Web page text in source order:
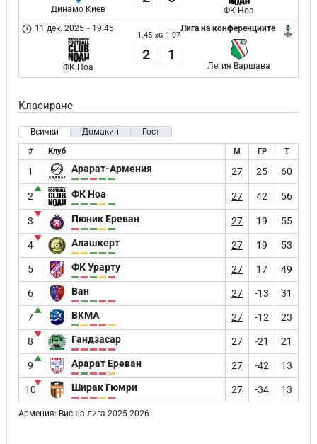
Динамо Киев
ФК Ноа
Лига на конференциите
11 дек. 2025 - 19:45
ФК Ноа
1.45 xG 1.97
2 1
Легия Варшава
Класиране
Всички Домакин Гост
# Клуб М ГР Т
1 Арарат-Армения 27 25 60
2
▲ ФК Ноа 27 42 56
3
▼ Пюник Ереван 27 19 55
4
▼ Алашкерт 27 19 53
5 ФК Урарту 27 17 49
6 Ван 27 -13 31
7
▲ BKMA 27 -12 23
8
▼ Гандзасар 27 -21 21
9
▲ Арарат Ереван 27 -42 13
10
▼ Ширак Гюмри 27 -34 13
Армения: Висша лига 2025-2026